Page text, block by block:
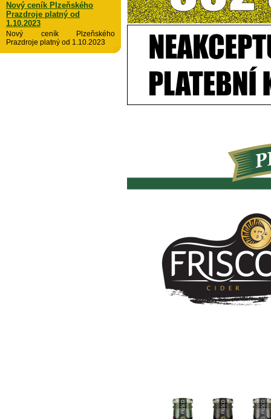
Nový ceník Plzeňského
Prazdroje platný od
1.10.2023
Nový ceník Plzeňského
Prazdroje platný od 1.10.2023